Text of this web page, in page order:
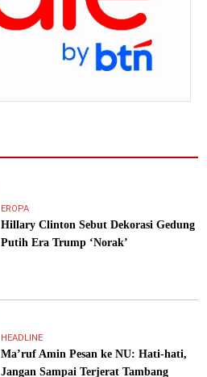
EROPA
Hillary Clinton Sebut Dekorasi Gedung
Putih Era Trump ‘Norak’
HEADLINE
Ma’ruf Amin Pesan ke NU: Hati-hati,
Jangan Sampai Terjerat Tambang